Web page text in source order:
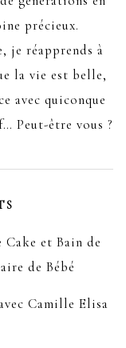
précieux.
je réapprends à
la vie est belle,
avec quiconque
Peut-être vous ?
Cake et Bain de
de Bébé
Camille Elisa